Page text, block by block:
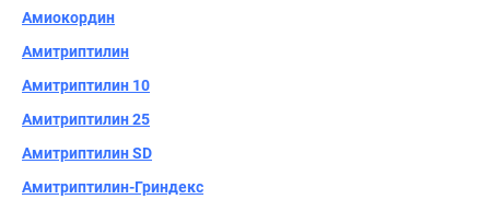
Амиокордин
Амитриптилин
Амитриптилин 10
Амитриптилин 25
Амитриптилин SD
Амитриптилин-Гриндекс